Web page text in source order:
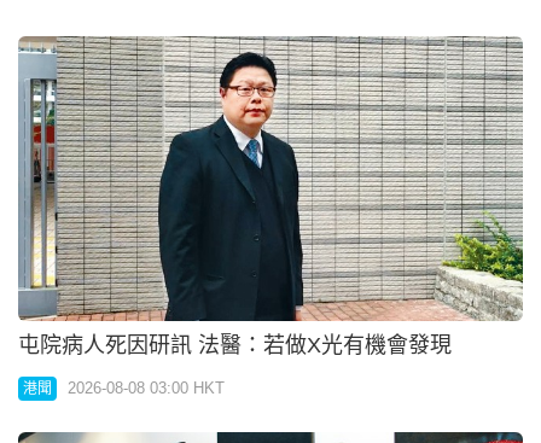
與Prada合作改造名車 知名設計師指控違約索賠7800
萬
港聞 2026-08-08 03:00 HKT